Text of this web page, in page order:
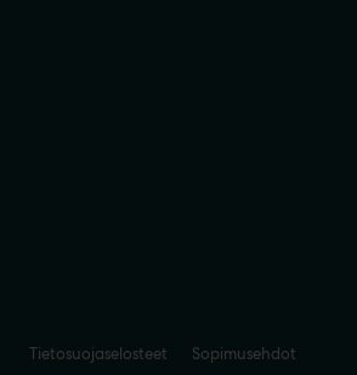
Tietosuojaselosteet Sopimusehdot